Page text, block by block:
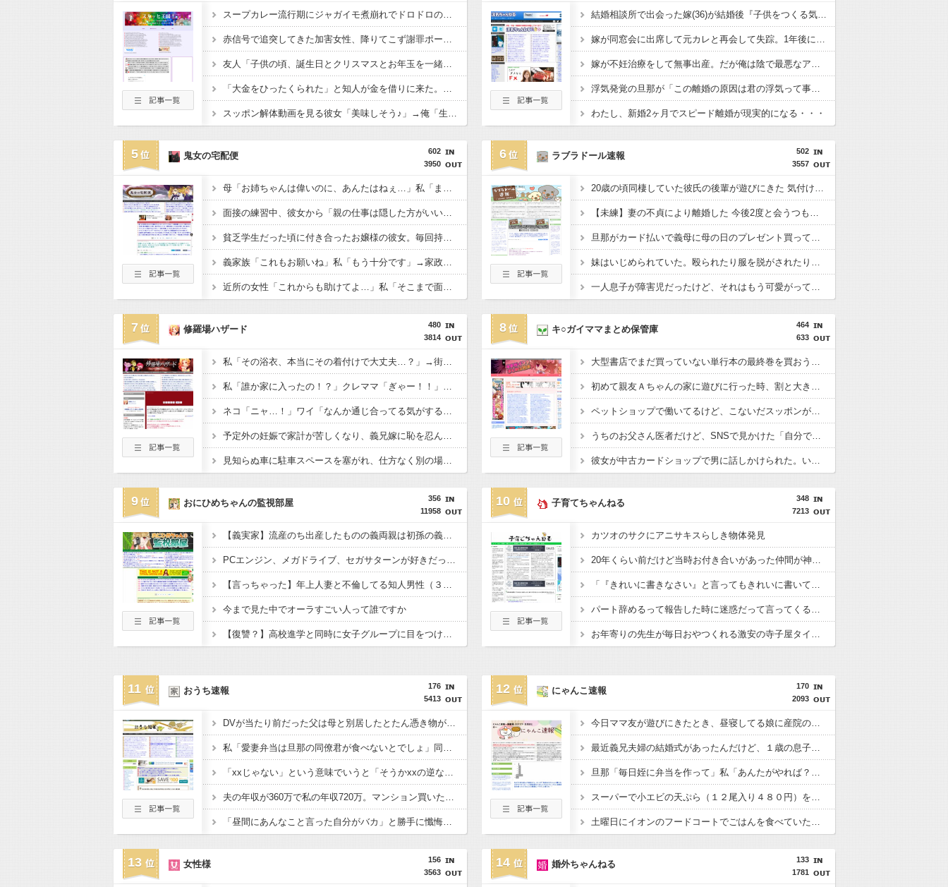
スープカレー流行期にジャガイモ煮崩れでドロドロの「大惨事カレー」を錬成してしまった私、怒る母「こんなのスープカレーじゃない！」→私「作り直す？」→母「捨てるの禁止！」という逃げ場ゼロで理不尽すぎた
赤信号で追突してきた加害女性、降りてこず謝罪ポーズ→「わざとじゃないのに保険使うの！？」と大号泣ｗｗ被害者の私を悪者扱いし、旦那まで「妻を強く言わないで」と庇い出す地獄の事故現場
友人「子供の頃、誕生日とクリスマスとお年玉を一緒にされて本当に嫌だった！」と毎年愚痴ってたのに……結婚式と入籍を誕生日と同じ日に決定！←いや、毎年の愚痴は何だったんだよ！？
「大金をひったくられた」と知人が金を借りに来た。口座は空で借金もあり、昔は「置き引きに遭った」と来た既視感……記憶力も恥も銀色の球に飲み込まれたパチンコ依存症さん
スッポン解体動画を見る彼女「美味しそう♪」→俺「生きたまま捌かれて可哀想だろ！サイコパスか？」←お前らどっち？
結婚相談所で出会った嫁(36)が結婚後『子供をつくる気が起きない』と言い出した・・・
嫁が同窓会に出席して元カレと再会して失踪。1年後に俺の家に投函されたものがこれ...
嫁が不妊治療をして無事出産。だが俺は陰で最悪なアダ名で呼ばれていた
浮気発覚の旦那が「この離婚の原因は君の浮気って事にしてくれないか？」と打診。断った結果...
わたし、新婚2ヶ月でスピード離婚が現実的になる・・・
5
602
3950
鬼女の宅配便
母「お姉ちゃんは偉いのに、あんたはねぇ…」私「また比べるの？」→積もり積もった不満がついに爆発して…
面接の練習中、彼女から「親の仕事は隠した方がいい」と助言された。その一言で結婚相手として見られなくなって…
貧乏学生だった頃に付き合ったお嬢様の彼女。毎回持ってくる手土産が想像以上で複雑な気持ちになり…
義家族「これもお願いね」私「もう十分です」→家政婦扱いされ続けた私が密かに進めていた計画を実行すると…
近所の女性「これからも助けてよ…」私「そこまで面倒は見られません」→親が入院してから執着されるようになり…
6
502
3557
ラブラドール速報
20歳の頃同棲していた彼氏の後輩が遊びにきた 気付けば彼氏はソファで寝てて後輩のお喋りに嫌々付き合った → 後輩も寝たので毛布をかけてあげて私は寝室に入ると…
【未練】妻の不貞により離婚した 今後2度と会うつもりはないと大見得切ったものの、半年過ぎると少しずつ妻が恋しくなっていった → 結局、月1の子供面会日の後に…
旦那がカード払いで義母に母の日のプレゼント買ってた事が発覚 私が実母に買ってるのを見て自分も買おうと思ったらしい → 家計がピンチだから小遣いからお願いできるか聞いたら…
妹はいじめられていた。殴られたり服を脱がされたり髪を切られたり。毎日どこか傷ついて帰ってくる妹に耐え切れず復讐決行。フグの毒を奴らの飲み物に毎日少量混ぜた結果・・・
一人息子が障害児だったけど、それはもう可愛がって育てていて、その子の将来の為にお金を貯めていたご夫婦がいた → ところがお子さんが20歳を目前に交通事故で他界してしまい…
7
480
3814
修羅場ハザード
私「その浴衣、本当にその着付けで大丈夫…？」→街中を歩く浴衣姿を見て、違和感ばかりが気になってしまい…
私「誰か家に入ったの！？」クレママ「ぎゃー！！」→手作りプレゼントを狙って不法侵入した理由に思わず絶句して…
ネコ「ニャ…！」ワイ「なんか通じ合ってる気がするなｗ」→心が通じたと思った次の瞬間、まさかの展開に…
予定外の妊娠で家計が苦しくなり、義兄嫁に恥を忍んでお願いをした。その返事が予想外すぎて…
見知らぬ車に駐車スペースを塞がれ、仕方なく別の場所へ停めた俺。気づけばパトカーまで来る騒ぎになって…
8
464
633
キ○ガイママまとめ保管庫
大型書店でまだ買っていない単行本の最終巻を買おうとしたら最新刊が売り場になかった。
初めて親友Ａちゃんの家に遊びに行った時、割と大き目な飾り棚にみっちり人形が飾られてた。
ペットショップで働いてるけど、こないだスッポンが入荷した。
うちのお父さん医者だけど、SNSで見かけた「自分で施術した部分しか見てない医師」そっくり。
彼女が中古カードショップで男に話しかけられた。いきなり彼女の持ち歩いてたカードを品定めしだしたらしく…
9
356
11958
おにひめちゃんの監視部屋
【義実家】流産のち出産したものの義両親は初孫の義弟子贔屓。義両親と義弟には色々尽くしてきたのにこれって酷くない？
PCエンジン、メガドライブ、セガサターンが好きだった人
【言っちゃった】年上人妻と不倫してる知人男性（３０歳）が、女のことをわかったような発言したので…
今まで見た中でオーラすごい人って誰ですか
【復讐？】高校進学と同時に女子グループに目をつけられからかわれるようになった私。が、2年の体育祭からその女子グループの1人が不登校から退学になった
10
348
7213
子育てちゃんねる
カツオのサクにアニサキスらしき物体発見
20年くらい前だけど当時お付き合いがあった仲間が神社に赤いものを身につけちゃいけないと言ってた
「『きれいに書きなさい』と言ってもきれいに書いてくれない」って、それ自体毒親の言う常套句だろ
パート辞めるって報告した時に迷惑だって言ってくる社員がいて、その人の不満を言い返してしまった
お年寄りの先生が毎日おやつくれる激安の寺子屋タイプの塾に行ってる
11
176
5413
おうち速報
DVが当たり前だった父は母と別居したとたん憑き物が落ちたみたいに落ち着いた
私「愛妻弁当は旦那の同僚君が食べないとでしょ」同僚「いや弁当に飽きてて捨ててるんだ」
「xxじゃない」という意味でいうと「そうかxxの逆なんだな！」みたいな取りかたをする人がネットリアル問わずにいる
夫の年収が360万で私の年収720万。マンション買いたくてローン審査の用紙書こうとしたら、夫が自分の年収欄に720万円って記入しやがった
「昼間にあんなこと言った自分がバカ」と勝手に懺悔すら口にした営業
12
170
2093
にゃんこ速報
今日ママ友が遊びにきたとき、昼寝してる娘に産院の名前の入ったバスタオルがかかってるのを見て凄く嫌そうな顔された。ママ友「こういうの泥ママって言うんだよ？娘ちゃんが可哀想」
最近義兄夫婦の結婚式があったんだけど、１歳の息子が大事な場面で大泣きした。義兄嫁ＳＮＳ「１年以上かけて準備してきた結婚式を全てぶち壊された。時間と金返せ。一生恨んでやる」
旦那「毎日姪に弁当を作って」私「あんたがやれば？」旦那「俺の弁当のついででいいよ。小さい弁当だから大したことないだろ？」時々あほになるうちの旦那どうしてくれよう。
スーパーで小エビの天ぷら（１２尾入り４８０円）を買った。レジ係の人「５７６０円です」私「えっ！？間違いじゃないですか？」レジ「いや、４８０円は１匹の値段なので」
土曜日にイオンのフードコートでごはんを食べていたら、隣の席の家族がリンガーハットのちゃんぽん一杯を３人で分けて食べはじめた。誰にも迷惑はかけてないけどなんかモヤモヤ。
13
156
3563
女性様 14
133
1781
婚外ちゃんねる